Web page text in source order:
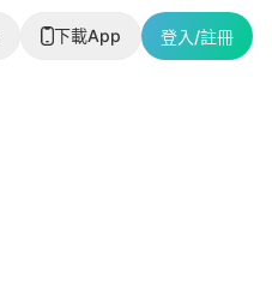
下載App 登入/註冊